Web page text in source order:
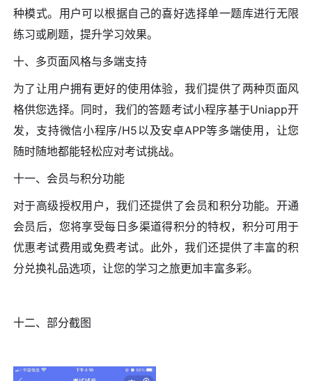
种模式。用户可以根据自己的喜好选择单一题库进行无限
练习或刷题，提升学习效果。
十、多页面风格与多端支持
为了让用户拥有更好的使用体验，我们提供了两种页面风
格供您选择。同时，我们的答题考试小程序基于Uniapp开
发，支持微信小程序/H5以及安卓APP等多端使用，让您
随时随地都能轻松应对考试挑战。
十一、会员与积分功能
对于高级授权用户，我们还提供了会员和积分功能。开通
会员后，您将享受每日多渠道得积分的特权，积分可用于
优惠考试费用或免费考试。此外，我们还提供了丰富的积
分兑换礼品选项，让您的学习之旅更加丰富多彩。
十二、部分截图